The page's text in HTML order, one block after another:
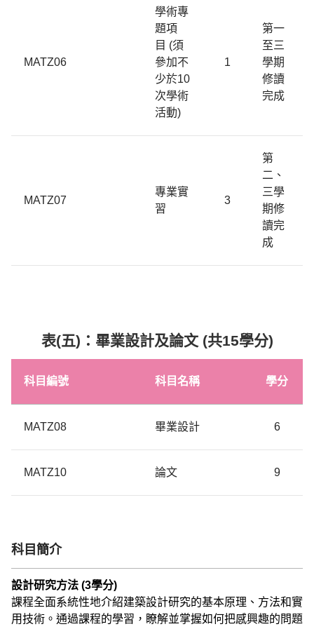
MATZ06
學術專
題項
目 (須
參加不
少於10
次學術
活動)
1
第一
至三
學期
修讀
完成
MATZ07
專業實
習
3
第
二、
三學
期修
讀完
成
表(五) ： 畢業設計及論文(共15學分)
科目編號 科目名稱 學分
MATZ08 畢業設計 6
MATZ10 論文 9
科目簡介
設計研究方法 (3學分)
課程全面系統性地介紹建築設計研究的基本原理、方法和實
用技術。通過課程的學習，瞭解並掌握如何把感興趣的問題